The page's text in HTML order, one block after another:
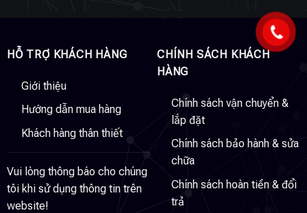
HỖ TRỢ KHÁCH HÀNG
Giới thiệu
Hướng dẫn mua hàng
Khách hàng thân thiết
Vui lòng thông báo cho chúng
tôi khi sử dụng thông tin trên
website!
CHÍNH SÁCH KHÁCH
HÀNG
Chính sách vận chuyển &
lắp đặt
Chính sách bảo hành & sửa
chữa
Chính sách hoàn tiền & đổi
trả